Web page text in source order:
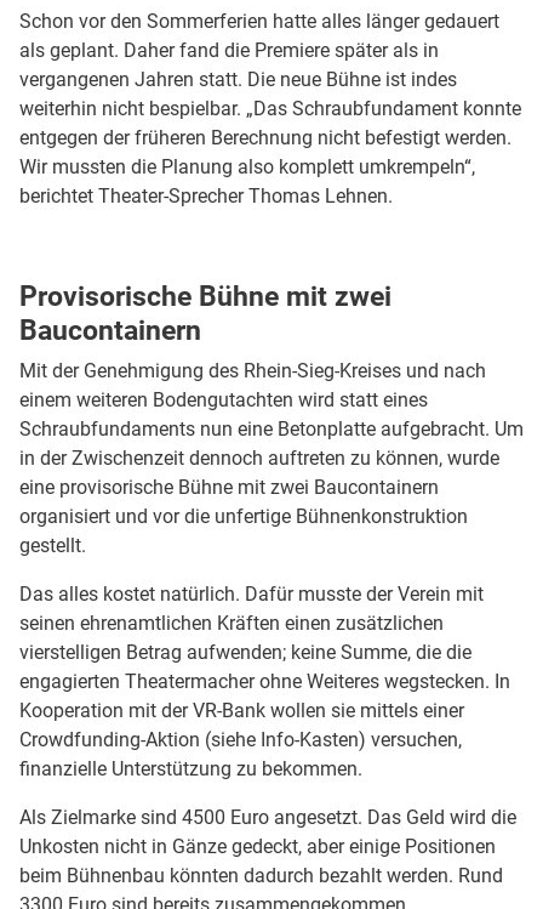
Schon vor den Sommerferien hatte alles länger gedauert
als geplant. Daher fand die Premiere später als in
vergangenen Jahren statt. Die neue Bühne ist indes
weiterhin nicht bespielbar. „Das Schraubfundament konnte
entgegen der früheren Berechnung nicht befestigt werden.
Wir mussten die Planung also komplett umkrempeln“,
berichtet Theater-Sprecher Thomas Lehnen.
Provisorische Bühne mit zwei
Baucontainern
Mit der Genehmigung des Rhein-Sieg-Kreises und nach
einem weiteren Bodengutachten wird statt eines
Schraubfundaments nun eine Betonplatte aufgebracht. Um
in der Zwischenzeit dennoch auftreten zu können, wurde
eine provisorische Bühne mit zwei Baucontainern
organisiert und vor die unfertige Bühnenkonstruktion
gestellt.
Das alles kostet natürlich. Dafür musste der Verein mit
seinen ehrenamtlichen Kräften einen zusätzlichen
vierstelligen Betrag aufwenden; keine Summe, die die
engagierten Theatermacher ohne Weiteres wegstecken. In
Kooperation mit der VR-Bank wollen sie mittels einer
Crowdfunding-Aktion (siehe Info-Kasten) versuchen,
finanzielle Unterstützung zu bekommen.
Als Zielmarke sind 4500 Euro angesetzt. Das Geld wird die
Unkosten nicht in Gänze gedeckt, aber einige Positionen
beim Bühnenbau könnten dadurch bezahlt werden. Rund